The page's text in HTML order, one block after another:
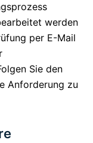
werden
per E-Mail
Sie den
Anforderung zu